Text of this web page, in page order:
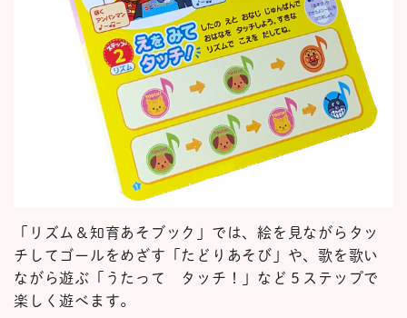
「リズム＆知育あそブック」では、絵を見ながらタッ
チしてゴールをめざす「たどりあそび」や、歌を歌い
ながら遊ぶ「うたって タッチ！」など５ステップで
楽しく遊べます。